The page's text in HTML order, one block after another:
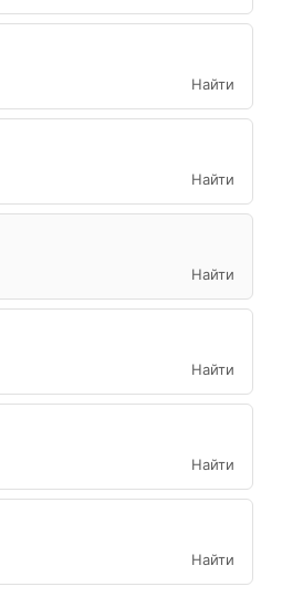
Найти
Найти
Найти
Найти
Найти
Найти